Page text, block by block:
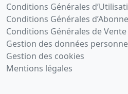
Conditions Générales
Conditions Générales
Conditions Générales de Vente
Gestion des données
Gestion des cookies
Mentions légales